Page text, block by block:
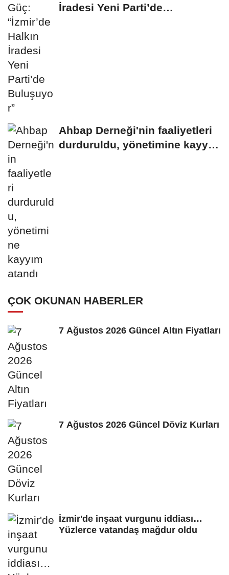
İradesi Yeni Parti’de
Ahbap Derneği'nin faaliyetleri
durduruldu, yönetimine kayyım
ÇOK OKUNAN HABERLER
7 Ağustos 2026 Güncel Altın Fiyatları
7 Ağustos 2026 Güncel Döviz Kurları
İzmir'de inşaat vurgunu iddiası…
Yüzlerce vatandaş mağdur oldu